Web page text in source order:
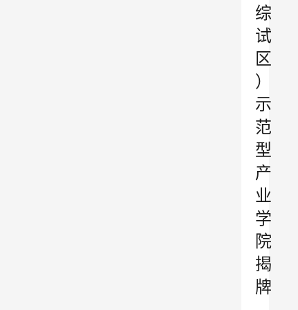
综
试
区
）
示
范
型
产
业
学
院
揭
牌